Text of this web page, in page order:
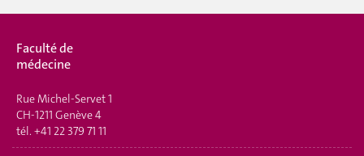
Faculté de
médecine
Rue Michel-Servet 1
CH-1211 Genève 4
tél. +41 22 379 71 11